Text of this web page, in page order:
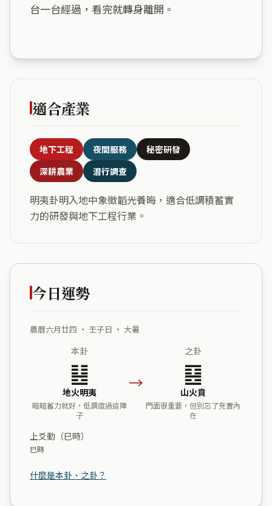
台一台經過，看完就轉身離開。
適合產業
地下工程 夜間服務
秘密研發
深耕農業
潛行調查
明夷卦明入地中象徵韜光養晦，適合低調積蓄實
力的研發與地下工程行業。
今日運勢
農曆六月廿四 ・ 壬子日 ・ 大暑
本卦
䷣
地火明夷
暗暗蓄力就好，低調度過這陣
子
→
之卦
䷕
山火賁
門面很重要，但別忘了充實內
在
上爻動（巳時）
巳時
什麼是本卦、之卦？